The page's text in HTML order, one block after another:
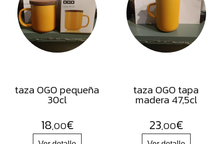
FRUTOS
SECOS
SAL
HIERBAS
ACEITES
FLORES
PRODUCTOS
ACCESORIOS
taza OGO pequeña
30cl
18,00€
taza OGO tapa
madera 47,5cl
23,00€